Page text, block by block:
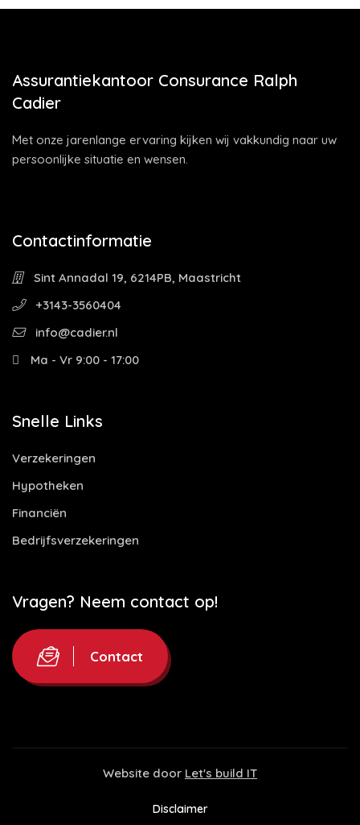
Assurantiekantoor Consurance Ralph
Cadier
Met onze jarenlange ervaring kijken wij vakkundig naar uw
persoonlijke situatie en wensen.
Contactinformatie
Sint Annadal 19, 6214PB, Maastricht
+3143-3560404
info@cadier.nl
Ma - Vr 9:00 - 17:00
Snelle Links
Verzekeringen
Hypotheken
Financiën
Bedrijfsverzekeringen
Vragen? Neem contact op!
Contact
Website door Let's build IT
Disclaimer